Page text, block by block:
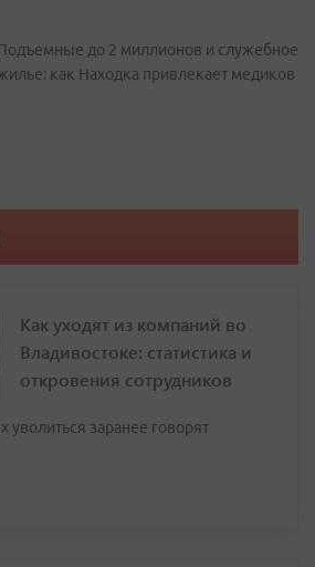
до 2 миллионов и служебное
как Находка привлекает медиков
Как уходят из компаний во
Владивостоке: статистика и
откровения сотрудников
уволиться заранее говорят